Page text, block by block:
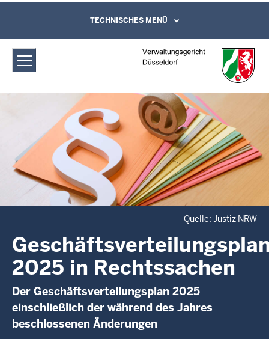
Verwaltungsgericht Düsseldorf:
Geschäftsverteilungsplan 2025 in
Rechtssachen
Direkt zum Inhalt
Leichte Sprache, Gebärdensprachenvideo
und Kontaktformular
TECHNISCHES MENÜ
Quelle: Justiz NRW
2025 in Rechtssachen
Der Geschäftsverteilungsplan 2025
einschließlich der während des Jahres
beschlossenen Änderungen